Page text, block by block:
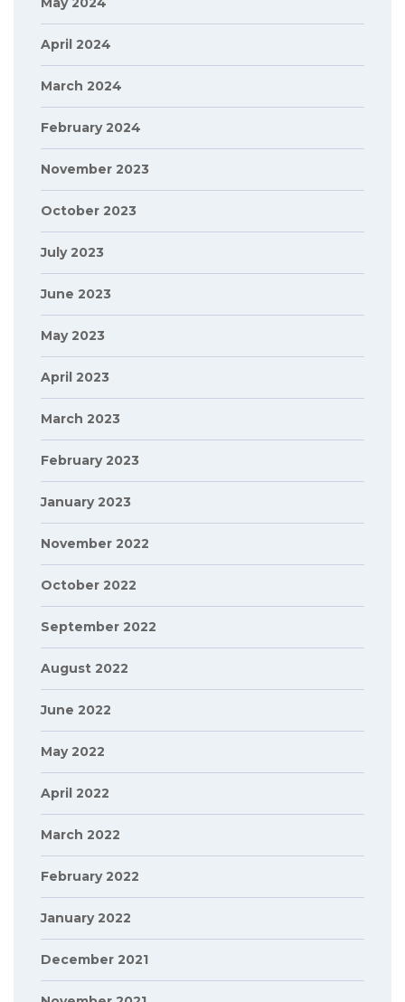
April 2024
March 2024
February 2024
November 2023
October 2023
July 2023
June 2023
May 2023
April 2023
March 2023
February 2023
January 2023
November 2022
October 2022
September 2022
August 2022
June 2022
May 2022
April 2022
March 2022
February 2022
January 2022
December 2021